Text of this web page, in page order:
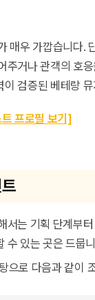
매우 가깝습니다.
주거나 관객의 호
검증된 베테랑
프로필 보기]
는 기획 단계부
수 있는 곳은 드뭅
으로 다음과 같이